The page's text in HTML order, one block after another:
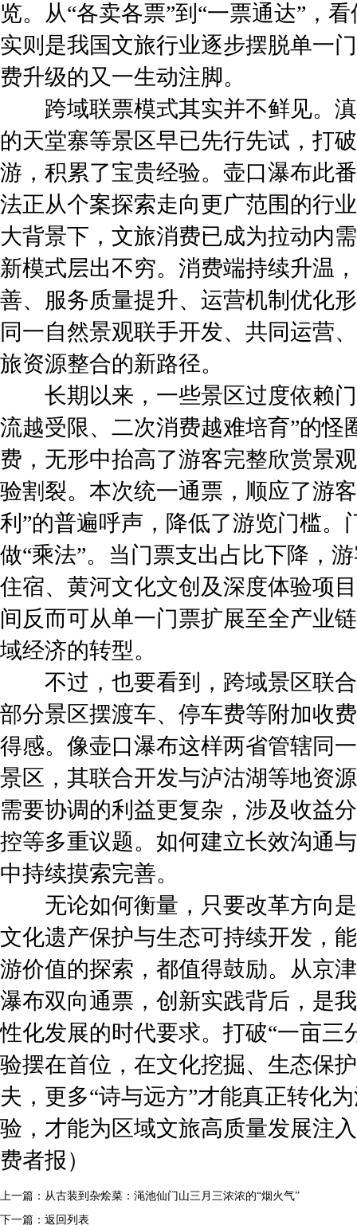
览。从“各卖各票”到“一票通达”，
实则是我国文旅行业逐步摆脱单一
费升级的又一生动注脚。
跨域联票模式其实并不鲜见。滇
的天堂寨等景区早已先行先试，打
游，积累了宝贵经验。壶口瀑布此
法正从个案探索走向更广范围的行
大背景下，文旅消费已成为拉动内
新模式层出不穷。消费端持续升温
善、服务质量提升、运营机制优化
同一自然景观联手开发、共同运营
旅资源整合的新路径。
长期以来，一些景区过度依赖门
流越受限、二次消费越难培育”的怪
费，无形中抬高了游客完整欣赏景
验割裂。本次统一通票，顺应了游
利”的普遍呼声，降低了游览门槛。
做“乘法”。当门票支出占比下降，
住宿、黄河文化文创及深度体验项
间反而可从单一门票扩展至全产业
域经济的转型。
不过，也要看到，跨域景区联合
部分景区摆渡车、停车费等附加收
得感。像壶口瀑布这样两省管辖同
景区，其联合开发与泸沽湖等地资
需要协调的利益更复杂，涉及收益
控等多重议题。如何建立长效沟通
中持续摸索完善。
无论如何衡量，只要改革方向是
文化遗产保护与生态可持续开发，
游价值的探索，都值得鼓励。从京
瀑布双向通票，创新实践背后，是
性化发展的时代要求。打破“一亩三
验摆在首位，在文化挖掘、生态保
夫，更多“诗与远方”才能真正转化
验，才能为区域文旅高质量发展注
费者报）
上一篇： 从古装到杂烩菜：渑池仙门山三月三浓浓的“烟火气”
下一篇： 返回列表